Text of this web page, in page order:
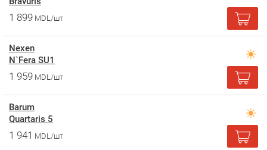
1 899 MDL/шт
Nexen
N`Fera SU1
1 959 MDL/шт
Barum
Quartaris 5
1 941 MDL/шт